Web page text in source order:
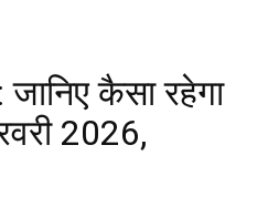
कैसा रहेगा
2026,